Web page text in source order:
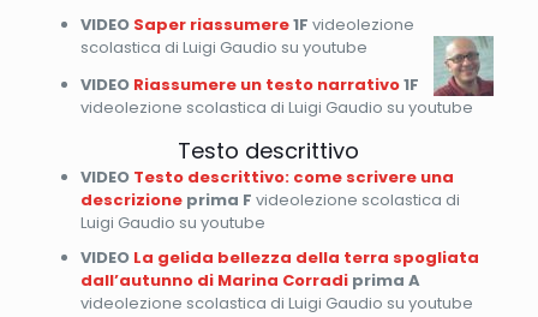
VIDEO Saper riassumere1F videolezione
scolastica di Luigi Gaudio su youtube
VIDEO Riassumere un testo narrativo1F
videolezione scolastica di Luigi Gaudio su youtube
Testo descrittivo
VIDEO Testo descrittivo: come scrivere una
descrizioneprima F videolezione scolastica di
Luigi Gaudio su youtube
VIDEO La gelida bellezza della terra spogliata
dall’autunno di Marina Corradiprima A
videolezione scolastica di Luigi Gaudio su youtube